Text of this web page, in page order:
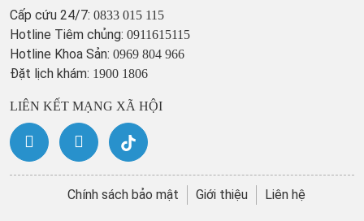
Cấp cứu 24/7: 0833 015 115
Hotline Tiêm chủng: 0911615115
Hotline Khoa Sản: 0969 804 966
Đặt lịch khám: 1900 1806
LIÊN KẾT MẠNG XÃ HỘI
Chính sách bảo mật Giới thiệu Liên hệ